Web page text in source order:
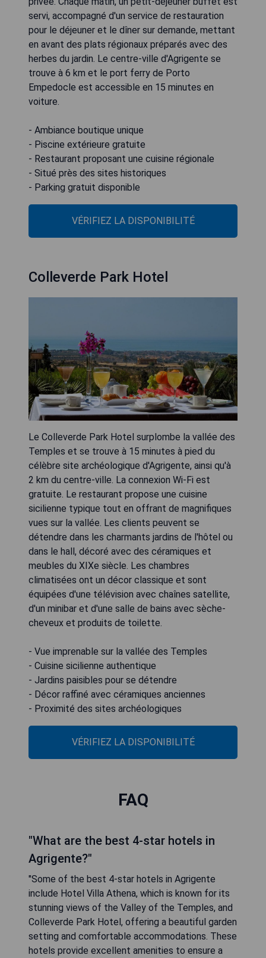
servi, accompagné d'un service de restauration
pour le déjeuner et le dîner sur demande, mettant
en avant des plats régionaux préparés avec des
herbes du jardin. Le centre-ville d'Agrigente se
trouve à 6 km et le port ferry de Porto
Empedocle est accessible en 15 minutes en
voiture.
- Ambiance boutique unique
- Piscine extérieure gratuite
- Restaurant proposant une cuisine régionale
- Situé près des sites historiques
- Parking gratuit disponible
VÉRIFIEZ LA DISPONIBILITÉ
Colleverde Park Hotel
Le Colleverde Park Hotel surplombe la vallée des
Temples et se trouve à 15 minutes à pied du
célèbre site archéologique d'Agrigente, ainsi qu'à
2 km du centre-ville. La connexion Wi-Fi est
gratuite. Le restaurant propose une cuisine
sicilienne typique tout en offrant de magnifiques
vues sur la vallée. Les clients peuvent se
détendre dans les charmants jardins de l'hôtel ou
dans le hall, décoré avec des céramiques et
meubles du XIXe siècle. Les chambres
climatisées ont un décor classique et sont
équipées d'une télévision avec chaînes satellite,
d'un minibar et d'une salle de bains avec sèche-
cheveux et produits de toilette.
- Vue imprenable sur la vallée des Temples
- Cuisine sicilienne authentique
- Jardins paisibles pour se détendre
- Décor raffiné avec céramiques anciennes
- Proximité des sites archéologiques
VÉRIFIEZ LA DISPONIBILITÉ
FAQ
"What are the best 4-star hotels in
Agrigente?"
"Some of the best 4-star hotels in Agrigente
include Hotel Villa Athena, which is known for its
stunning views of the Valley of the Temples, and
Colleverde Park Hotel, offering a beautiful garden
setting and comfortable accommodations. These
hotels provide excellent amenities to ensure a